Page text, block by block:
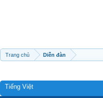
Trang chủ Diễn đàn
Tiếng Việt